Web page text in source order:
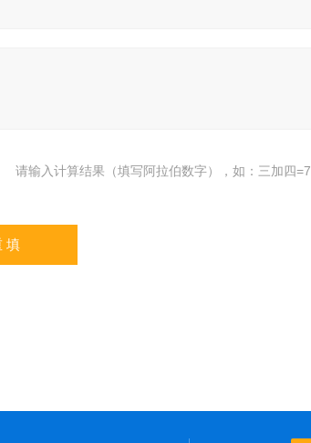
请输入计算结果（填写阿拉伯数字），如：三加四=7